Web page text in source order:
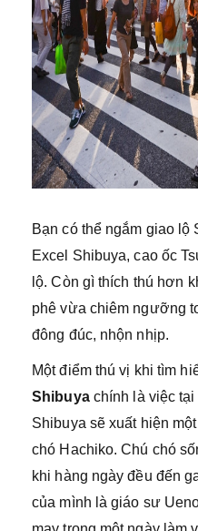
Bạn có thể ngắm giao lộ
Excel Shibuya, cao ốc
lộ. Còn gì thích thú hơn
phê vừa chiêm ngưỡng
đông đúc, nhộn nhịp.
Một điểm thú vị khi tìm
Shibuyachính là việc tại
Shibuya sẽ xuất hiện
chó Hachiko. Chú chó
khi hàng ngày đều đến
của mình là giáo sư